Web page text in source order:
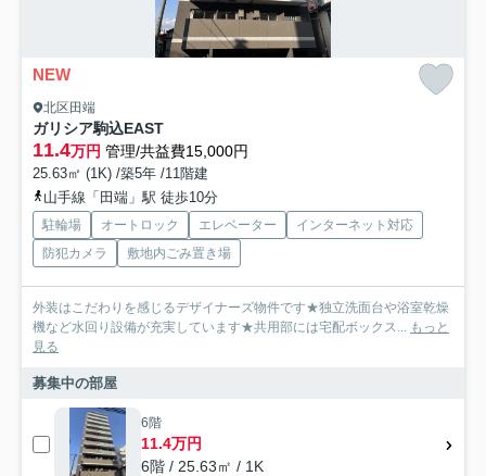
NEW
北区田端
ガリシア駒込EAST
11.4万円 管理/共益費15,000円
25.63㎡ (1K) /築5年 /11階建
山手線「田端」駅 徒歩10分
駐輪場 オートロック エレベーター
インターネット対応
防犯カメラ
敷地内ごみ置き場
外装はこだわりを感じるデザイナーズ物件です★独立洗面台や浴室乾燥
機など水回り設備が充実しています★共用部には宅配ボックス... もっと
見る
募集中の部屋
6階
11.4万円
6階 / 25.63㎡ / 1K